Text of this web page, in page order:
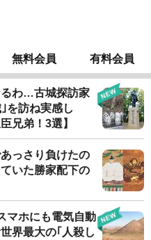
無料会員 有料会員
るわ…古城探訪家
を訪ね実感し
兄弟！3選】
っさり負けたの
いた勝家配下の
マホにも電気自動
界最大の｢人殺し